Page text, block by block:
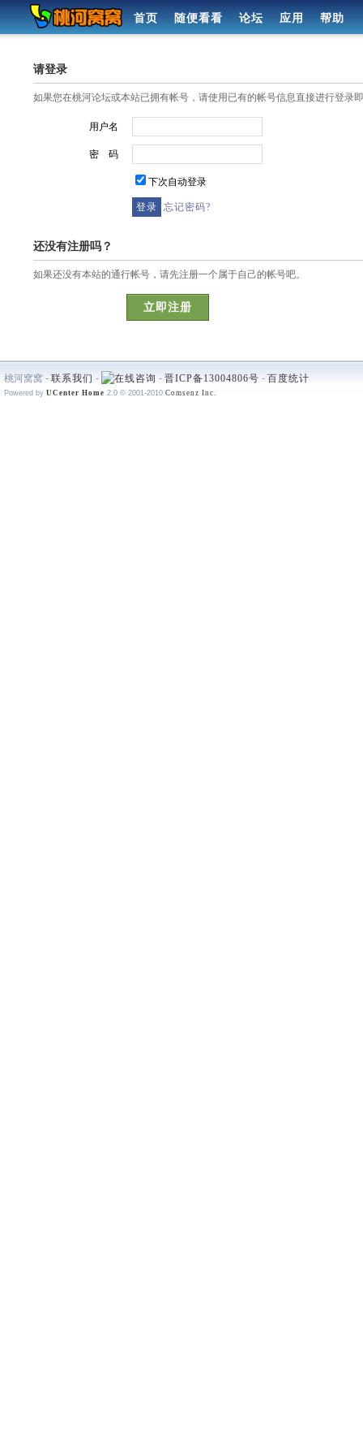
首页 随便看看 论坛 应用 帮助
请登录
如果您在桃河论坛或本站已拥有帐号，请使用已有的帐号信息直接进行登录
用户名
密 码
下次自动登录
忘记密码?
还没有注册吗？
如果还没有本站的通行帐号，请先注册一个属于自己的帐号吧。
立即注册
桃河窝窝 - 联系我们 - - 晋ICP备13004806号 - 百度统计
Powered by UCenter Home 2.0 © 2001-2010 Comsenz Inc.